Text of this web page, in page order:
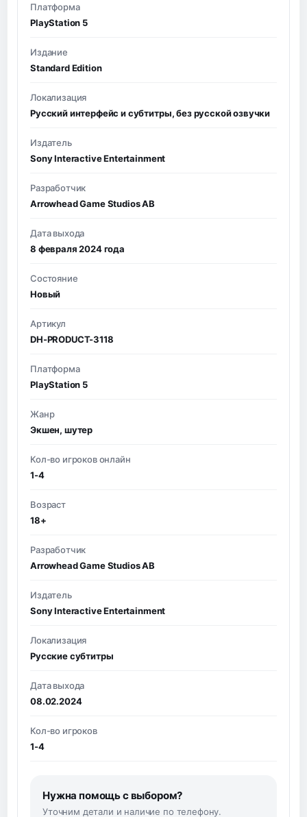
Платформа
PlayStation 5
Издание
Standard Edition
Локализация
Русский интерфейс и субтитры, без русской озвучки
Издатель
Sony Interactive Entertainment
Разработчик
Arrowhead Game Studios AB
Дата выхода
8 февраля 2024 года
Состояние
Новый
Артикул
DH-PRODUCT-3118
Платформа
PlayStation 5
Жанр
Экшен, шутер
Кол-во игроков онлайн
1-4
Возраст
18+
Разработчик
Arrowhead Game Studios AB
Издатель
Sony Interactive Entertainment
Локализация
Русские субтитры
Дата выхода
08.02.2024
Кол-во игроков
1-4
Нужна помощь с выбором?
Уточним детали и наличие по телефону.